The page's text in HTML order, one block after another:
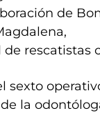
de
de rescatistas
sexto
la